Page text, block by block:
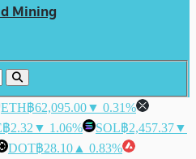
Mining
ETH฿62,095.00▼ 0.31%
฿2.32 ▼ 1.06% SOL฿2,457.37▼
DOT฿28.10 ▲ 0.83%